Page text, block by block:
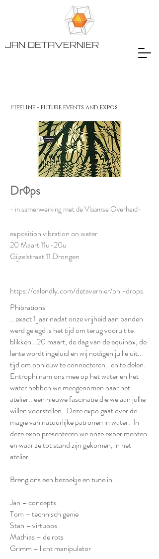
JAN DETAVERNIER
Pipeline - future events and expos
DrΦps
- in samenwerking met de Vlaamse Overheid-
exposition vibration on water
20 Maart 11u-20u
Gijzelstraat 11 Drongen
https://calendly.com/detavernier/phi-drops
Phibrations
.. exact 1 jaar nadat onze vrijheid aan banden
werd gelegd is het tijd om terug vooruit te
blikken.. 20 maart, de dag van de equinox, de
lente wordt ingeluid en wij nodigen jullie uit..
tijd om opnieuw te connecteren.. en te delen.
Entrophi nam ons mee op het water en het
water hebben we meegenomen naar het
atelier.. een nieuwe fascinatie die we aan jullie
willen voorstellen. Deze expo gaat over de
magie van natuurlijke patronen in water. In
deze expo presenteren we onze experimenten
en waar ze tot stand zijn gekomen, in het
atelier.
Breng ons een bezoekje en tune in..
Jan – concepts
Tom – technisch genie
Stan – virtuoos
Mathias – de rots
Grimm – licht manipulator